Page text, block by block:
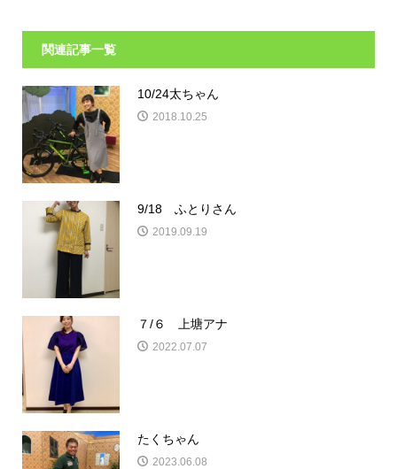
関連記事一覧
10/24太ちゃん
2018.10.25
9/18 ふとりさん
2019.09.19
７/６ 上塘アナ
2022.07.07
たくちゃん
2023.06.08